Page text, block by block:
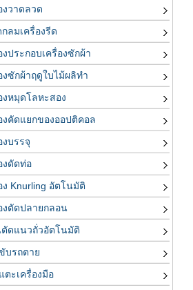
งวาดลวด
ลมเครื่องรีด
งประกอบเครื่องซักผ้า
งซักผ้าฤดูใบไม้ผลิทำ
งหมุดโลหะสอง
งคัดแยกของออปติคอล
งบรรจุ
งดัดท่อ
ง Knurling อัตโนมัติ
งตัดปลายกลอน
ดแนวถั่วอัตโนมัติ
บรถตาย
ตะเครื่องมือ